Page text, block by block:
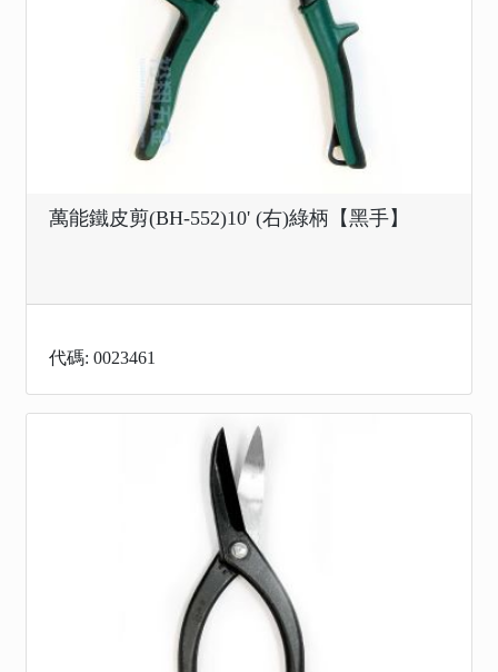
萬能鐵皮剪(BH-552)10' (右)綠柄【黑手】
代碼: 0023461